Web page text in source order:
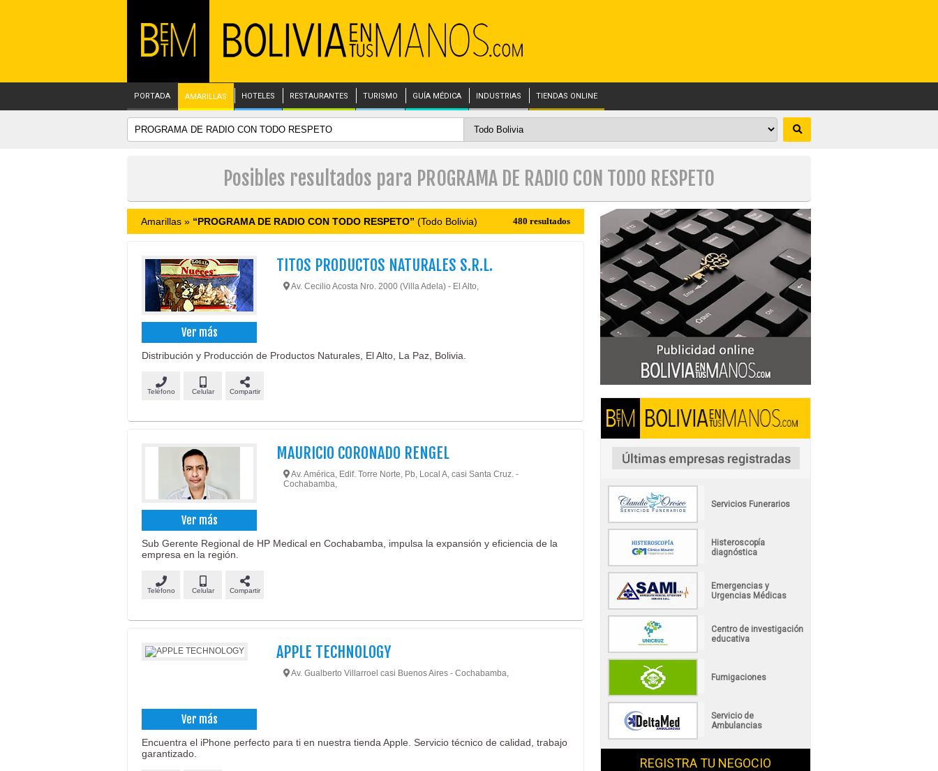
PORTADA AMARILLAS HOTELES RESTAURANTES TURISMO GUÍA MÉDICA INDUSTRIAS TIENDAS ONLINE
Posibles resultados para PROGRAMA DE RADIO CON TODO RESPETO
Amarillas » “PROGRAMA DE RADIO CON TODO RESPETO” (Todo Bolivia) 480 resultados
Ver más
TITOS PRODUCTOS NATURALES S.R.L.
Av. Cecilio Acosta Nro. 2000 (Villa Adela) - El Alto,
Distribución y Producción de Productos Naturales, El Alto, La Paz, Bolivia.
Teléfono Celular Compartir
Ver más
MAURICIO CORONADO RENGEL
Av. América, Edif. Torre Norte, Pb, Local A, casi Santa Cruz. -
Cochabamba,
Sub Gerente Regional de HP Medical en Cochabamba, impulsa la expansión y eficiencia de la
empresa en la región.
Teléfono Celular Compartir
Ver más
APPLE TECHNOLOGY
Av. Gualberto Villarroel casi Buenos Aires - Cochabamba,
Encuentra el iPhone perfecto para ti en nuestra tienda Apple. Servicio técnico de calidad, trabajo
garantizado.
Servicios Funerarios
Histeroscopía
diagnóstica
Emergencias y
Urgencias Médicas
Centro de investigación
educativa
Fumigaciones
Servicio de
Ambulancias
REGISTRA TU NEGOCIO